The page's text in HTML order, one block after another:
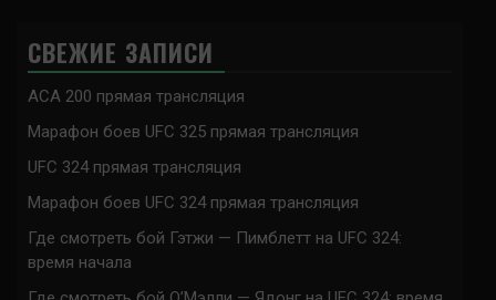
СВЕЖИЕ ЗАПИСИ
ACA 200 прямая трансляция
Марафон боев UFC 325 прямая трансляция
UFC 324 прямая трансляция
Марафон боев UFC 324 прямая трансляция
Где смотреть бой Гэтжи — Пимблетт на UFC 324:
время начала